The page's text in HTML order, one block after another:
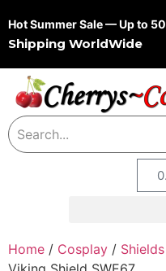
Hot Summer Sale — Up to
Shipping WorldWide
Home / Cosplay / Shields